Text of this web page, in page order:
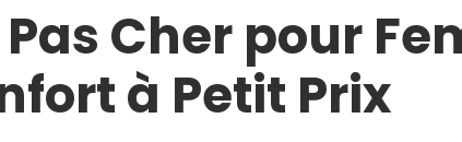
Cher pour
à Petit Prix